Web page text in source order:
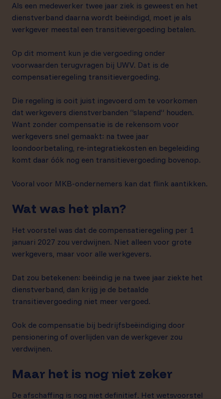
Als een medewerker twee jaar ziek is geweest en het
dienstverband daarna wordt beëindigd, moet je als
werkgever meestal een transitievergoeding betalen.
Op dit moment kun je die vergoeding onder
voorwaarden terugvragen bij UWV. Dat is de
compensatieregeling transitievergoeding.
Die regeling is ooit juist ingevoerd om te voorkomen
dat werkgevers dienstverbanden “slapend” houden.
Want zonder compensatie is de rekensom voor
werkgevers snel gemaakt: na twee jaar
loondoorbetaling, re-integratiekosten en begeleiding
komt daar óók nog een transitievergoeding bovenop.
Vooral voor MKB-ondernemers kan dat flink aantikken.
Wat was het plan?
Het voorstel was dat de compensatieregeling per 1
januari 2027 zou verdwijnen. Niet alleen voor grote
werkgevers, maar voor alle werkgevers.
Dat zou betekenen: beëindig je na twee jaar ziekte het
dienstverband, dan krijg je de betaalde
transitievergoeding niet meer vergoed.
Ook de compensatie bij bedrijfsbeëindiging door
pensionering of overlijden van de werkgever zou
verdwijnen.
Maar het is nog niet zeker
De afschaffing is nog niet definitief. Het wetsvoorstel